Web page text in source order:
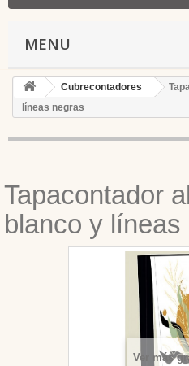
MENU
Cubrecontadores
líneas negras
Tapacontador
blanco y líneas
Ver más